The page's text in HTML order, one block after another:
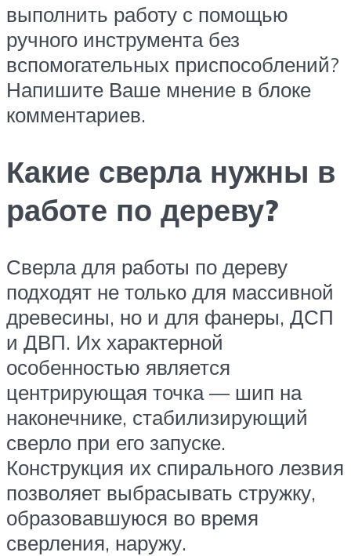
выполнить работу с помощью
ручного инструмента без
вспомогательных приспособлений?
Напишите Ваше мнение в блоке
комментариев.
Какие сверла нужны в
работе по дереву?
Сверла для работы по дереву
подходят не только для массивной
древесины, но и для фанеры, ДСП
и ДВП. Их характерной
особенностью является
центрирующая точка — шип на
наконечнике, стабилизирующий
сверло при его запуске.
Конструкция их спирального лезвия
позволяет выбрасывать стружку,
образовавшуюся во время
сверления, наружу.